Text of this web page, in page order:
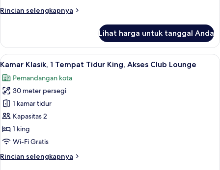
King,
Lounge
Rincian selengkapnya
Rincian
Kamar
Premium,
1
Tidur
King,
Akses
Club
Lounge
Lihat harga untuk tanggal Anda
Lihat
semua
foto
untuk
Kamar
Klasik,
1
Tempat
King,
Minibar, brankas, meja kerja, dan
9
Kamar Klasik, 1 Tempat Tidur King, Akses Club Lounge
Pemandangan kota
30 meter persegi
1 kamar tidur
Kapasitas 2
1 king
Wi-Fi Gratis
Rincian selengkapnya
Rincian